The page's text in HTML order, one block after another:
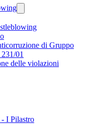
di Gruppo
01
delle violazioni
I Pilastro